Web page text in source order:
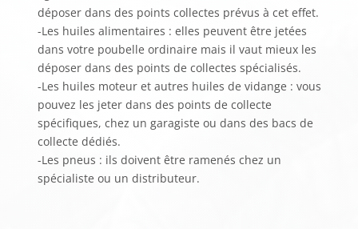
déposer dans des points collectes prévus à cet effet.
-Les huiles alimentaires : elles peuvent être jetées
dans votre poubelle ordinaire mais il vaut mieux les
déposer dans des points de collectes spécialisés.
-Les huiles moteur et autres huiles de vidange : vous
pouvez les jeter dans des points de collecte
spécifiques, chez un garagiste ou dans des bacs de
collecte dédiés.
-Les pneus : ils doivent être ramenés chez un
spécialiste ou un distributeur.